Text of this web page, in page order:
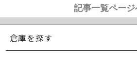
記事一覧ページ
倉庫を探す